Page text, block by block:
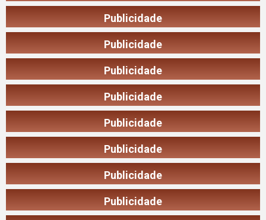
Publicidade
Publicidade
Publicidade
Publicidade
Publicidade
Publicidade
Publicidade
Publicidade